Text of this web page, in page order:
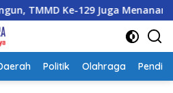
Juga Menanam Harapan
Politik Olahraga